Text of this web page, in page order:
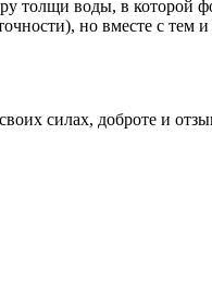
толщи воды, в которой
но вместе с тем
силах, доброте и